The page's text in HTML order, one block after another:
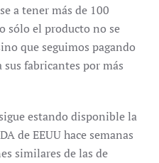
a tener más de 100
sólo el producto no se
que seguimos pagando
fabricantes por más
estando disponible la
de EEUU hace semanas
similares de las de